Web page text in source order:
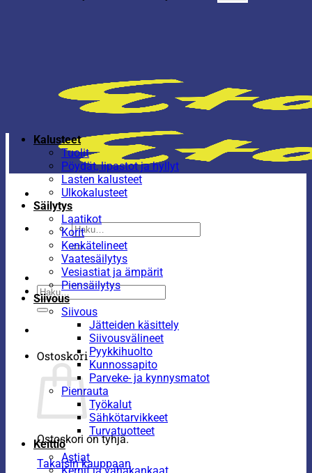
Etsi:
Etsi:
Ostoskori
Ostoskori on tyhjä.
Takaisin kauppaan
Kalusteet
Tuolit
Pöydät, lipastot ja hyllyt
Lasten kalusteet
Ulkokalusteet
Säilytys
Laatikot
Korit
Kenkätelineet
Vaatesäilytys
Vesiastiat ja ämpärit
Piensäilytys
Siivous
Siivous
Jätteiden käsittely
Siivousvälineet
Pyykkihuolto
Kunnossapito
Parveke- ja kynnysmatot
Pienrauta
Työkalut
Sähkötarvikkeet
Turvatuotteet
Keittiö
Astiat